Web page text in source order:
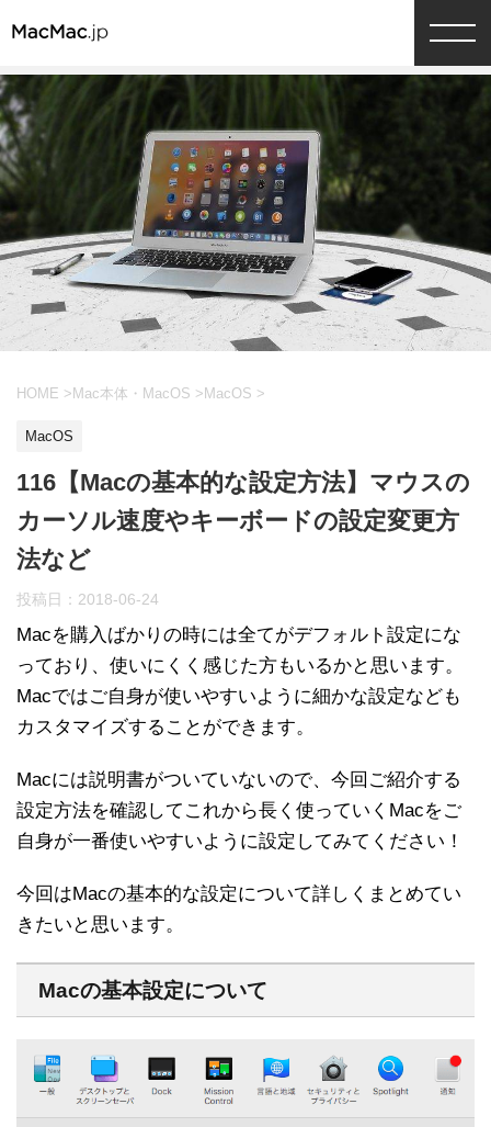
HOME > Mac本体・MacOS > MacOS >
MacOS
116【Macの基本的な設定方法】マウスの
カーソル速度やキーボードの設定変更方
法など
投稿日： 2018-06-24
Macを購入ばかりの時には全てがデフォルト設定にな
っており、使いにくく感じた方もいるかと思います。
Macではご自身が使いやすいように細かな設定なども
カスタマイズすることができます。
Macには説明書がついていないので、今回ご紹介する
設定方法を確認してこれから長く使っていくMacをご
自身が一番使いやすいように設定してみてください！
今回はMacの基本的な設定について詳しくまとめてい
きたいと思います。
Macの基本設定について